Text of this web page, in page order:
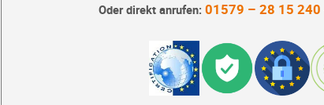
Oder direkt anrufen: 01579 – 28 15 240